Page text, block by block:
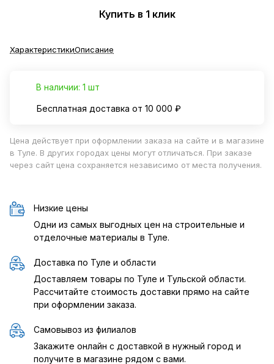
Купить в 1 клик
ХарактеристикиОписание
В наличии: 1 шт
Бесплатная доставка от 10 000 ₽
Цена действует при оформлении заказа на сайте и в магазине
в Туле. В других городах цены могут отличаться. При заказе
через сайт цена сохраняется независимо от места получения.
Низкие цены
Одни из самых выгодных цен на строительные и
отделочные материалы в Туле.
Доставка по Туле и области
Доставляем товары по Туле и Тульской области.
Рассчитайте стоимость доставки прямо на сайте
при оформлении заказа.
Самовывоз из филиалов
Закажите онлайн с доставкой в нужный город и
получите в магазине рядом с вами.